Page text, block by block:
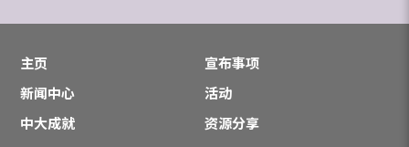
主页
宣布事项
新闻中心
活动
中大成就
资源分享